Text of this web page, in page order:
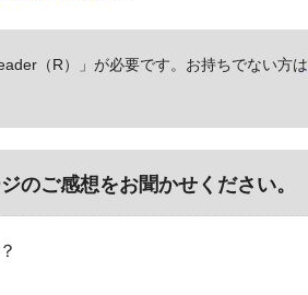
（R）」が必要です。お持ちでない方は
のご感想をお聞かせください。